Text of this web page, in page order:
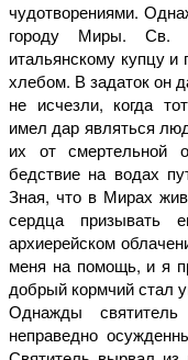
чудотворениями.
городу Миры. Св.
итальянскому купцу
хлебом. В задаток он
не исчезли, когда
имел дар являться
их от смертельной
бедствие на водах
Зная, что в Мирах
сердца призывать
архиерейском
меня на помощь, и я
добрый кормчий стал
Однажды
неправедно